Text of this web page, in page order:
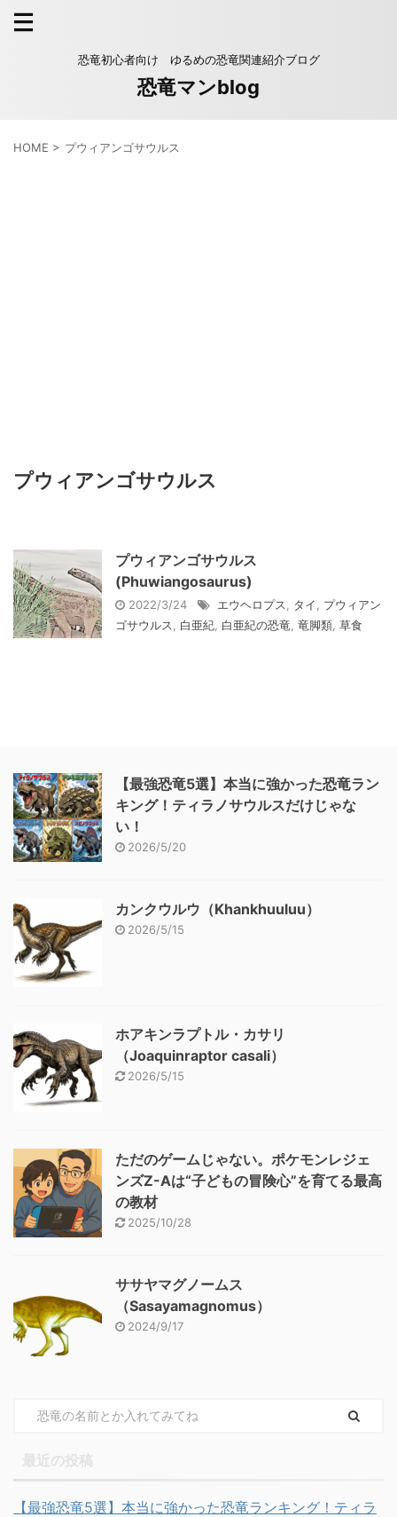
恐竜初心者向け ゆるめの恐竜関連紹介ブログ
恐竜マンblog
HOME > プウィアンゴサウルス
プウィアンゴサウルス
プウィアンゴサウルス
(Phuwiangosaurus)
2022/3/24 エウヘロプス タイ
プウィアン
ゴサウルス
白亜紀 白亜紀の恐竜 竜脚類 草食
【最強恐竜5選】本当に強かった恐竜ラン
キング！ティラノサウルスだけじゃな
い！
2026/5/20
カンクウルウ（Khankhuuluu）
2026/5/15
ホアキンラプトル・カサリ
（Joaquinraptor casali）
2026/5/15
ただのゲームじゃない。ポケモンレジェ
ンズZ-Aは“子どもの冒険心”を育てる最高
の教材
2025/10/28
ササヤマグノームス
（Sasayamagnomus）
2024/9/17
【最強恐竜5選】本当に強かった恐竜ランキング！ティラ